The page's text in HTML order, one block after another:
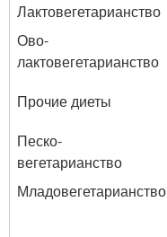
Лактовегетарианство
Ово-
лактовегетарианство
Прочие диеты
Песко-
вегетарианство
Младовегетарианство